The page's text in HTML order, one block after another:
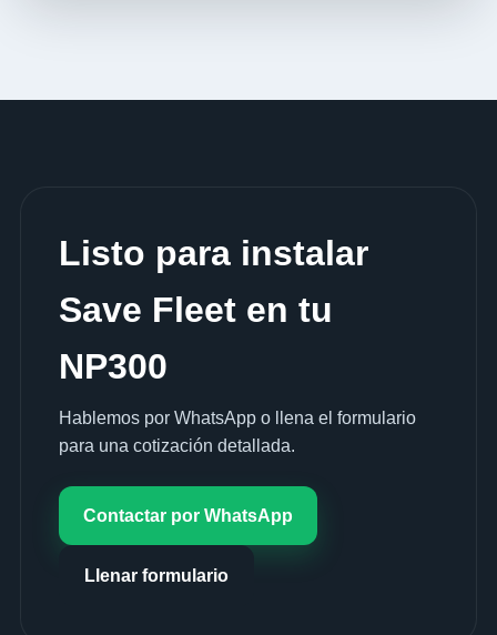
Listo para instalar
Save Fleet en tu
NP300
Hablemos por WhatsApp o llena el formulario
para una cotización detallada.
Contactar por WhatsApp
Llenar formulario